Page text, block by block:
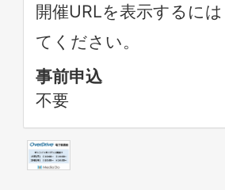
開催URLを表示するには
てください。
事前申込
不要